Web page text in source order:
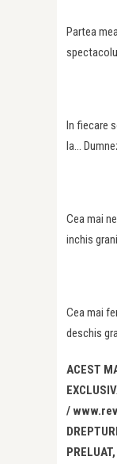
Partea
In fiecare
la…
Cea mai
inchis
Cea mai
deschis
ACEST
/